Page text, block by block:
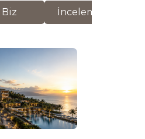
Biz İnceleme